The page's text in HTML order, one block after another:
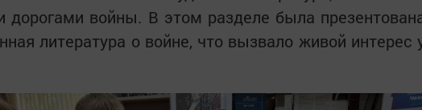
войны. В этом разделе была
литература о войне, что вызвало живой интерес